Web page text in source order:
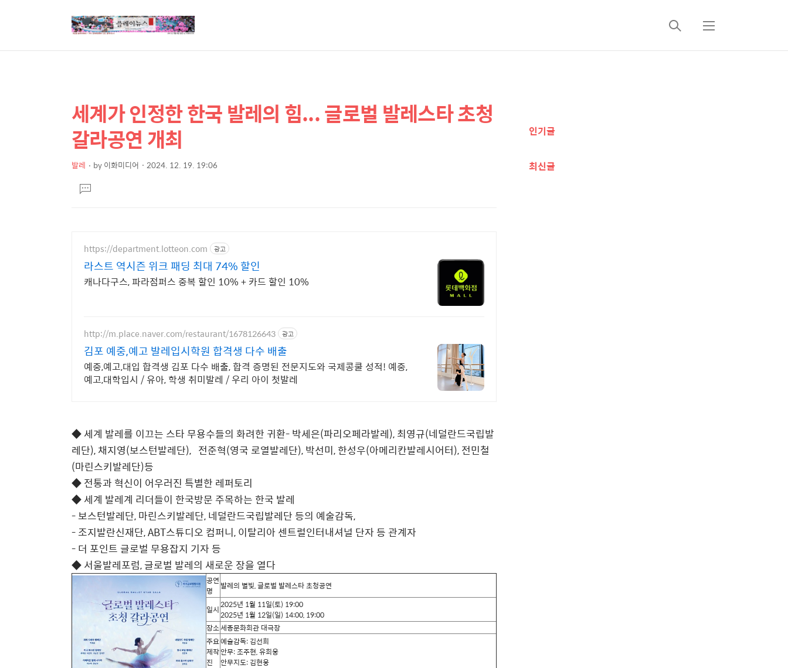
검
메
상
컨
텐
본
문
제
목
세계가 인정한 한국 발레의 힘... 글로벌 발레스타 초청
갈라공연 개최
발레 by이화미디어 2024. 12. 19. 19:06
문댓
글
https://department.lotteon.com 광고
라스트 역시즌 위크 패딩 최대 74% 할인
캐나다구스, 파라점퍼스 중복 할인 10% + 카드 할인 10%
http://m.place.naver.com/restaurant/1678126643 광고
김포 예중,예고 발레입시학원 합격생 다수 배출
예중,예고,대입 합격생 김포 다수 배출, 합격 증명된 전문지도와 국제콩쿨 성적! 예중,
예고,대학입시 / 유아, 학생 취미발레 / 우리 아이 첫발레
◆ 세계 발레를 이끄는 스타 무용수들의 화려한 귀환- 박세은(파리오페라발레), 최영규(네덜란드국립발
레단), 채지영(보스턴발레단), 전준혁(영국 로열발레단), 박선미, 한성우(아메리칸발레시어터), 전민철
(마린스키발레단)등
◆ 전통과 혁신이 어우러진 특별한 레퍼토리
◆ 세계 발레계 리더들이 한국방문 주목하는 한국 발레
- 보스턴발레단, 마린스키발레단, 네덜란드국립발레단 등의 예술감독,
- 조지발란신재단, ABT스튜디오 컴퍼니, 이탈리아 센트럴인터내셔널 단자 등 관계자
- 더 포인트 글로벌 무용잡지 기자 등
◆ 서울발레포럼, 글로벌 발레의 새로운 장을 열다
공연
명
발레의 별빛,글로벌 발레스타 초청공연
일시2025년 1월 11일(토) 19:00
2025년 1월 12일(일) 14:00, 19:00
장소세종문화회관 대극장
주요
제작
진
예술감독: 김선희
안무:조주현,유회웅
안무지도: 김현웅
가
보
인기글
최신글